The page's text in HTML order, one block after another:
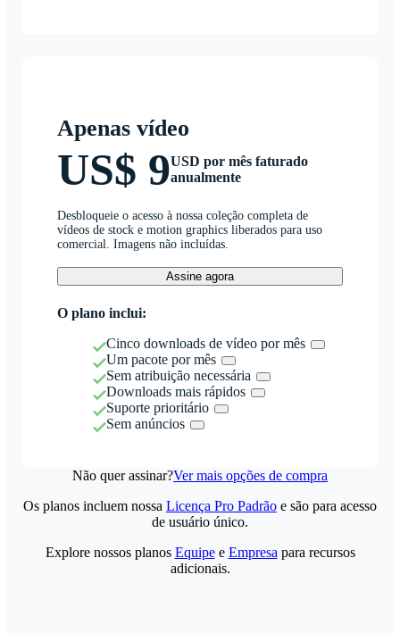
Apenas vídeo
US$ 9USD por mês faturado
anualmente
Desbloqueie o acesso à nossa coleção completa de
vídeos de stock e motion graphics liberados para uso
comercial. Imagens não incluídas.
Assine agora
O plano inclui:
Cinco downloads de vídeo por mês
Um pacote por mês
Sem atribuição necessária
Downloads mais rápidos
Suporte prioritário
Sem anúncios
Não quer assinar?Ver mais opções de compra
Os planos incluem nossa Licença Pro Padrão e são para acesso
de usuário único.
Explore nossos planos Equipee Empresa para recursos
adicionais.